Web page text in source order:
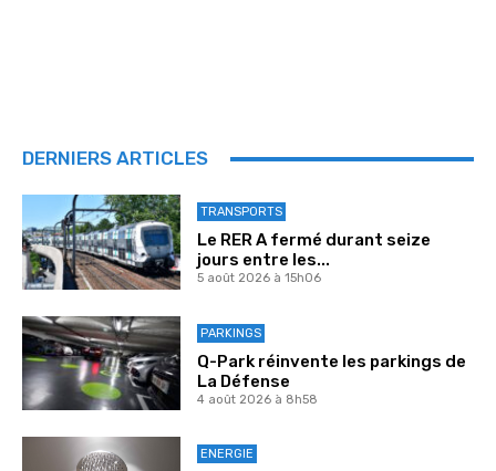
DERNIERS ARTICLES
TRANSPORTS
Le RER A fermé durant seize
jours entre les...
5 août 2026 à 15h06
PARKINGS
Q-Park réinvente les parkings de
La Défense
4 août 2026 à 8h58
ENERGIE